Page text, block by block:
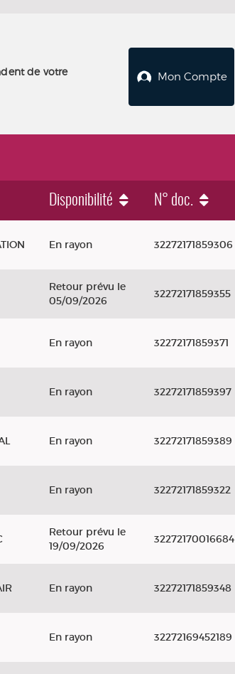
de votre
Mon Compte
Disponibilité N° doc.
En rayon 32272171859306
Retour prévu le
05/09/2026
32272171859355
En rayon 32272171859371
En rayon 32272171859397
En rayon 32272171859389
En rayon 32272171859322
Retour prévu le
19/09/2026
32272170016684
En rayon 32272171859348
En rayon 32272169452189